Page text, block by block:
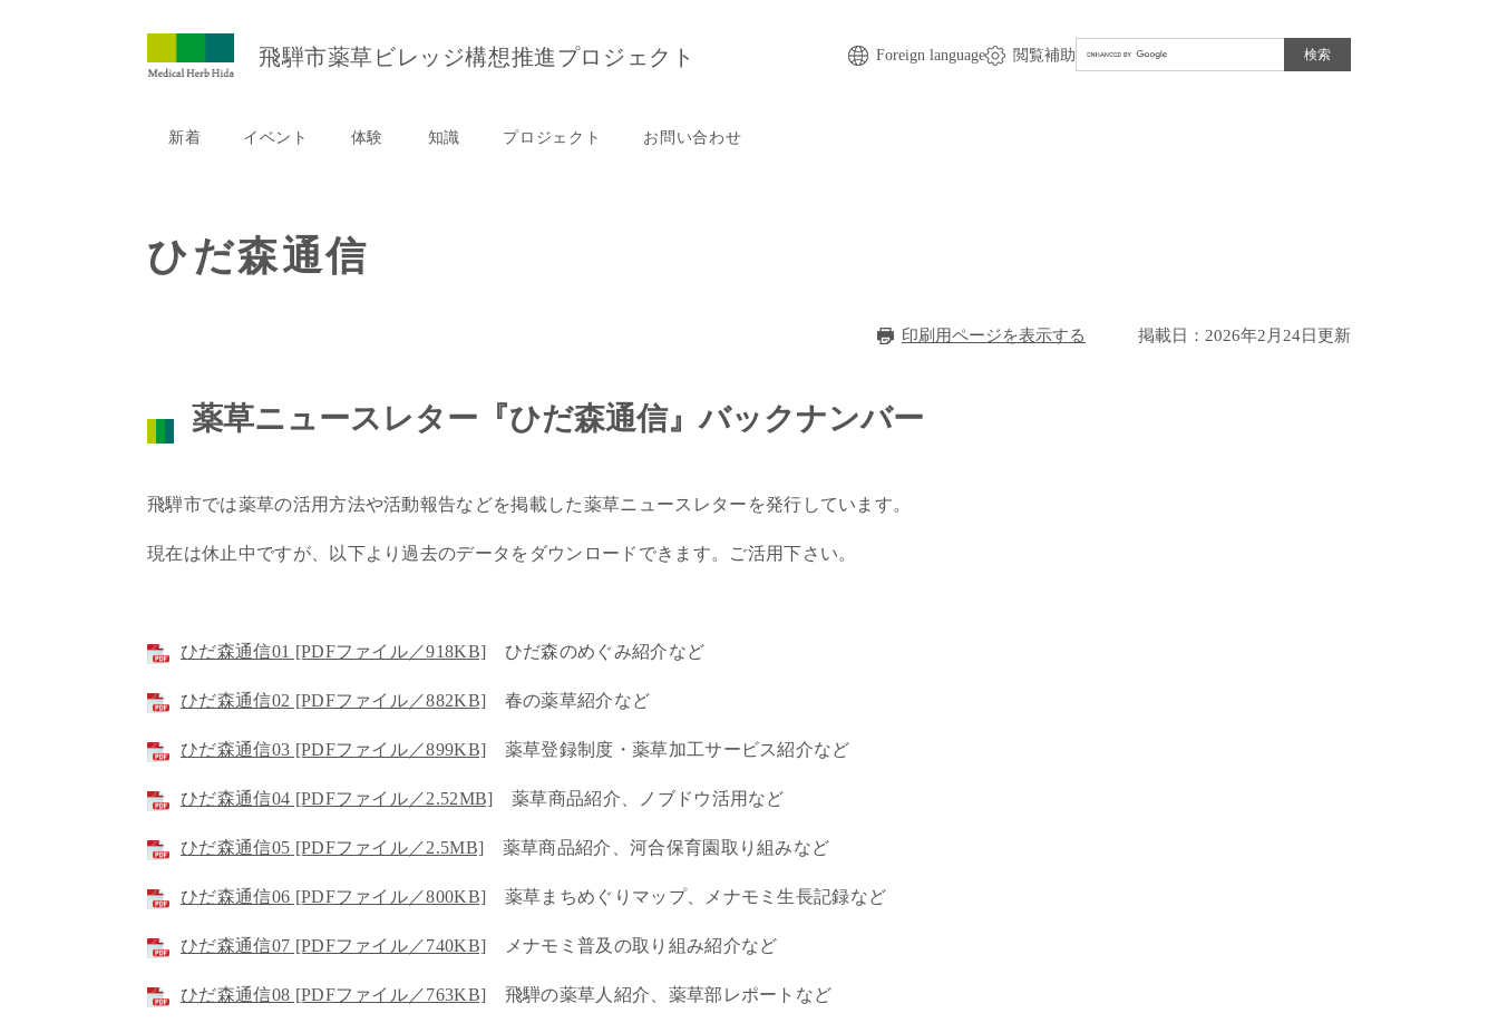
飛騨市薬草ビレッジ構想推進プロジェクト Foreign language 閲覧補助
Google
カ
新着 イベント 体験 知識 プロジェクト お問い合わせ
文
ひだ森通信
印刷用ページを表示する 掲載日：2026年2月24日更新
薬草ニュースレター『ひだ森通信』バックナンバー
飛騨市では薬草の活用方法や活動報告などを掲載した薬草ニュースレターを発行しています。
現在は休止中ですが、以下より過去のデータをダウンロードできます。ご活用下さい。
ひだ森通信01 [PDFファイル／918KB] ひだ森のめぐみ紹介など
ひだ森通信02 [PDFファイル／882KB] 春の薬草紹介など
ひだ森通信03 [PDFファイル／899KB] 薬草登録制度・薬草加工サービス紹介など
ひだ森通信04 [PDFファイル／2.52MB] 薬草商品紹介、ノブドウ活用など
ひだ森通信05 [PDFファイル／2.5MB] 薬草商品紹介、河合保育園取り組みなど
ひだ森通信06 [PDFファイル／800KB] 薬草まちめぐりマップ、メナモミ生長記録など
ひだ森通信07 [PDFファイル／740KB] メナモミ普及の取り組み紹介など
ひだ森通信08 [PDFファイル／763KB] 飛騨の薬草人紹介、薬草部レポートなど